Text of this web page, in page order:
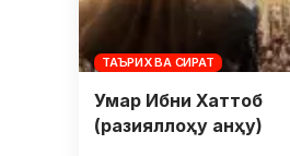
ТАЪРИХ ВА СИРАТ
Умар Ибни Хаттоб
(разияллоҳу анҳу)